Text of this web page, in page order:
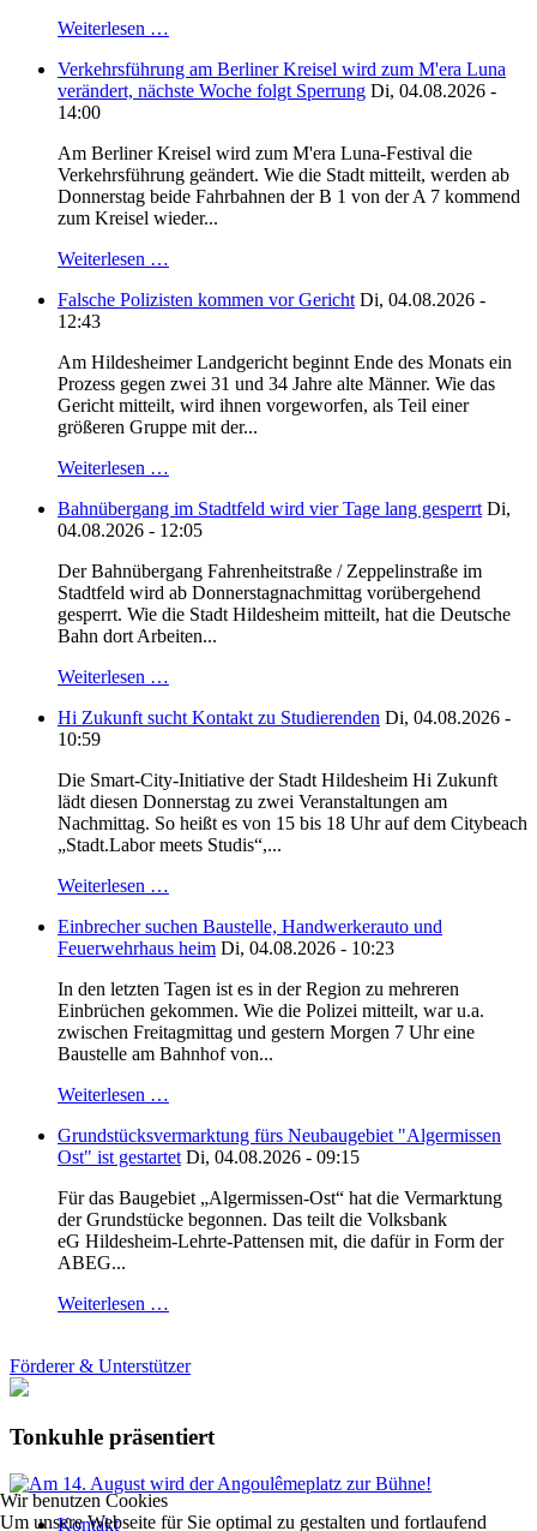
Weiterlesen …
Verkehrsführung am Berliner Kreisel wird zum M'era Luna
verändert, nächste Woche folgt Sperrung Di, 04.08.2026 -
14:00
Am Berliner Kreisel wird zum M'era Luna-Festival die
Verkehrsführung geändert. Wie die Stadt mitteilt, werden ab
Donnerstag beide Fahrbahnen der B 1 von der A 7 kommend
zum Kreisel wieder...
Weiterlesen …
Falsche Polizisten kommen vor Gericht Di, 04.08.2026 -
12:43
Am Hildesheimer Landgericht beginnt Ende des Monats ein
Prozess gegen zwei 31 und 34 Jahre alte Männer. Wie das
Gericht mitteilt, wird ihnen vorgeworfen, als Teil einer
größeren Gruppe mit der...
Weiterlesen …
Bahnübergang im Stadtfeld wird vier Tage lang gesperrt Di,
04.08.2026 - 12:05
Der Bahnübergang Fahrenheitstraße / Zeppelinstraße im
Stadtfeld wird ab Donnerstagnachmittag vorübergehend
gesperrt. Wie die Stadt Hildesheim mitteilt, hat die Deutsche
Bahn dort Arbeiten...
Weiterlesen …
Hi Zukunft sucht Kontakt zu Studierenden Di, 04.08.2026 -
10:59
Die Smart-City-Initiative der Stadt Hildesheim Hi Zukunft
lädt diesen Donnerstag zu zwei Veranstaltungen am
Nachmittag. So heißt es von 15 bis 18 Uhr auf dem Citybeach
„Stadt.Labor meets Studis“,...
Weiterlesen …
Einbrecher suchen Baustelle, Handwerkerauto und
Feuerwehrhaus heim Di, 04.08.2026 - 10:23
In den letzten Tagen ist es in der Region zu mehreren
Einbrüchen gekommen. Wie die Polizei mitteilt, war u.a.
zwischen Freitagmittag und gestern Morgen 7 Uhr eine
Baustelle am Bahnhof von...
Weiterlesen …
Grundstücksvermarktung fürs Neubaugebiet "Algermissen
Ost" ist gestartet Di, 04.08.2026 - 09:15
Für das Baugebiet „Algermissen-Ost“ hat die Vermarktung
der Grundstücke begonnen. Das teilt die Volksbank
eG Hildesheim-Lehrte-Pattensen mit, die dafür in Form der
ABEG...
Weiterlesen …
Förderer & Unterstützer
Tonkuhle präsentiert
Kontakt
Wir benutzen Cookies
Um unsere Webseite für Sie optimal zu gestalten und fortlaufend